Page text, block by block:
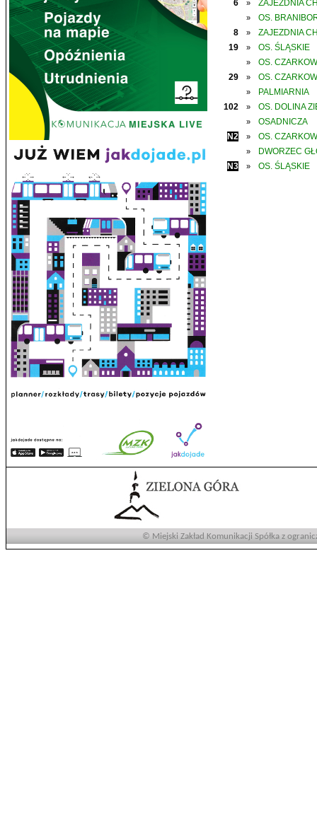
6
» ZAJEZDNIA
»
OS.
8
»
ZAJEZDNIA
19
» OS. ŚLĄSKIE
»
OS.
29
» OS.
»
PALMIARNIA
102
» OS. DOLINA
»
OSADNICZA
N2
» OS.
»
DWORZEC
N3
» OS. ŚLĄSKIE
© Miejski Zakład Komunikacji Spółka z